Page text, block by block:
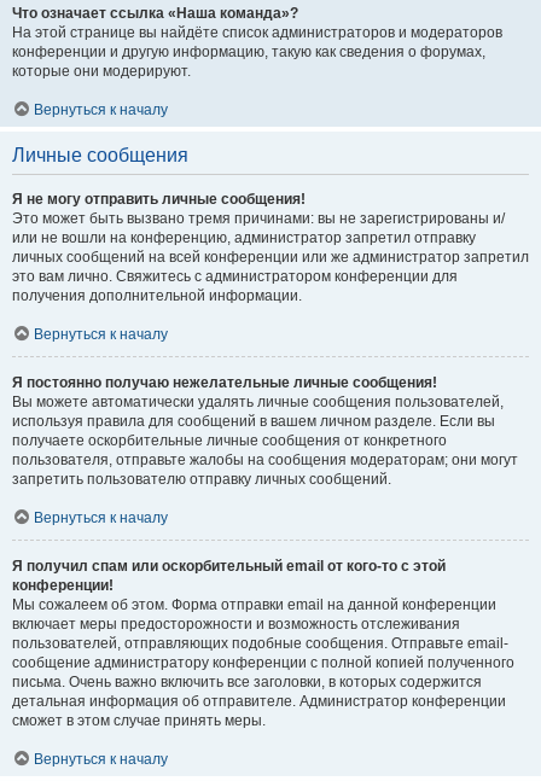
Что означает ссылка «Наша команда»?
На этой странице вы найдёте список администраторов и модераторов
конференции и другую информацию, такую как сведения о форумах,
которые они модерируют.
Вернуться к началу
Личные сообщения
Я не могу отправить личные сообщения!
Это может быть вызвано тремя причинами: вы не зарегистрированы и/
или не вошли на конференцию, администратор запретил отправку
личных сообщений на всей конференции или же администратор запретил
это вам лично. Свяжитесь с администратором конференции для
получения дополнительной информации.
Вернуться к началу
Я постоянно получаю нежелательные личные сообщения!
Вы можете автоматически удалять личные сообщения пользователей,
используя правила для сообщений в вашем личном разделе. Если вы
получаете оскорбительные личные сообщения от конкретного
пользователя, отправьте жалобы на сообщения модераторам; они могут
запретить пользователю отправку личных сообщений.
Вернуться к началу
Я получил спам или оскорбительный email от кого-то с этой
конференции!
Мы сожалеем об этом. Форма отправки email на данной конференции
включает меры предосторожности и возможность отслеживания
пользователей, отправляющих подобные сообщения. Отправьте email-
сообщение администратору конференции с полной копией полученного
письма. Очень важно включить все заголовки, в которых содержится
детальная информация об отправителе. Администратор конференции
сможет в этом случае принять меры.
Вернуться к началу